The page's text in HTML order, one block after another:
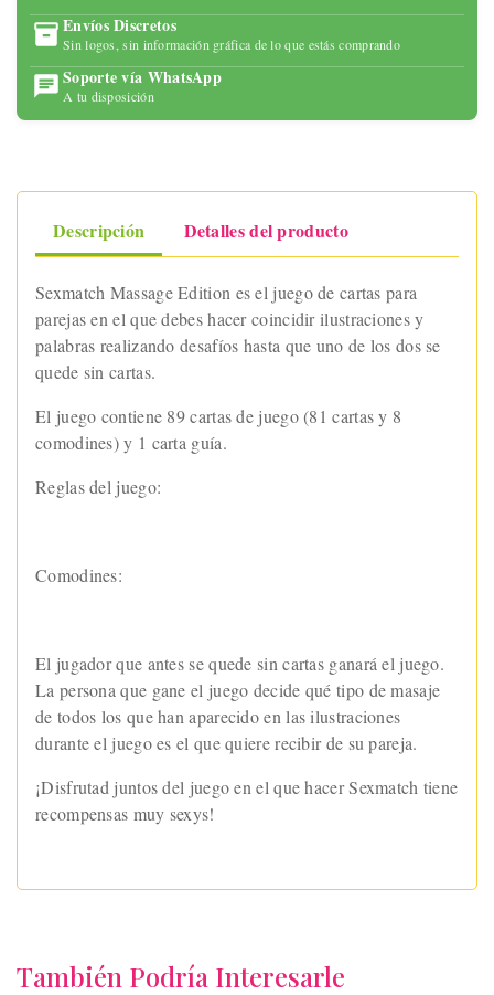
Envíos Discretos
Sin logos, sin información gráfica de lo que estás comprando
Soporte vía WhatsApp
A tu disposición
Descripción Detalles del producto
Sexmatch Massage Edition es el juego de cartas para
parejas en el que debes hacer coincidir ilustraciones y
palabras realizando desafíos hasta que uno de los dos se
quede sin cartas.
El juego contiene 89 cartas de juego (81 cartas y 8
comodines) y 1 carta guía.
Reglas del juego:
Comodines:
El jugador que antes se quede sin cartas ganará el juego.
La persona que gane el juego decide qué tipo de masaje
de todos los que han aparecido en las ilustraciones
durante el juego es el que quiere recibir de su pareja.
¡Disfrutad juntos del juego en el que hacer Sexmatch tiene
recompensas muy sexys!
También Podría Interesarle